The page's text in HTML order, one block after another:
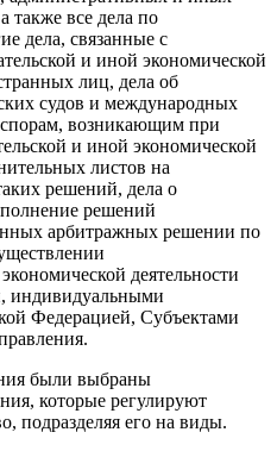
также все дела по
дела, связанные с
и иной экономической
лиц, дела об
судов и международных
возникающим при
и иной экономической
листов на
решений, дела о
решений
арбитражных решении по
деятельности
индивидуальными
Федерацией, Субъектами
были выбраны
которые регулируют
подразделяя его на виды.